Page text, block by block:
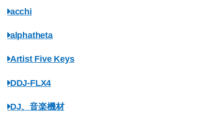
acchi
alphatheta
Artist Five Keys
DDJ-FLX4
DJ、音楽機材